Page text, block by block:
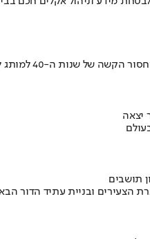
יצאה
הצעירים ובניית עתיד הדור